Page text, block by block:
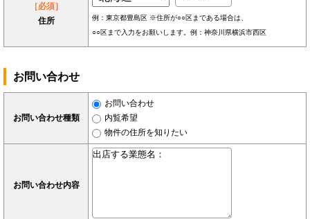
［必須］
住所
例：東京都豊島区 ※住所が○○区まである場合は、
○○区まで入力をお願いします。例：神奈川県横浜市西区
お問い合わせ
お問い合わせ種類
お問い合わせ
内覧希望
物件の住所を知りたい
お問い合わせ内容